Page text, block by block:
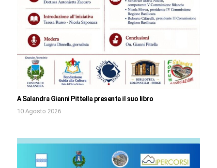
A Salandra Gianni Pittella presenta il suo libro
10 Agosto 2026